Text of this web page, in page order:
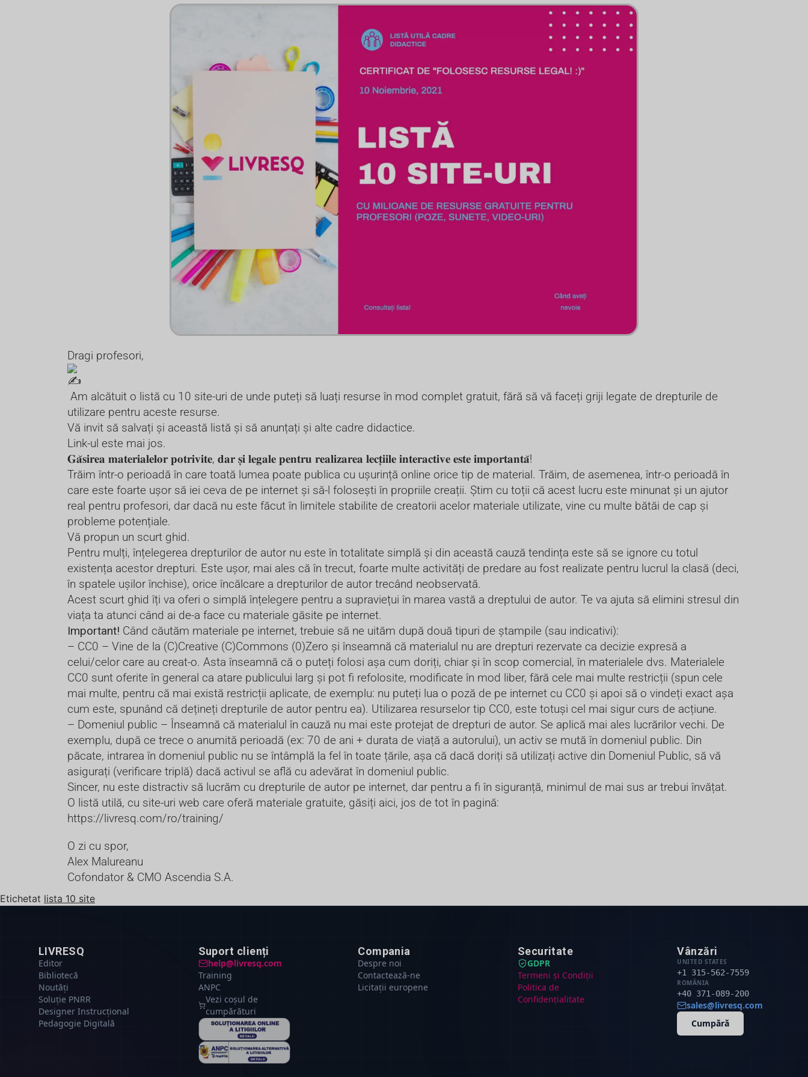
Dragi profesori,
Am alcătuit o listă cu 10 site-uri de unde puteți să luați resurse în mod complet gratuit, fără să vă faceți griji legate de drepturile de
utilizare pentru aceste resurse.
Vă invit să salvați și această listă și să anunțați și alte cadre didactice.
Link-ul este mai jos.
𝐆𝐚̆𝐬𝐢𝐫𝐞𝐚 𝐦𝐚𝐭𝐞𝐫𝐢𝐚𝐥𝐞𝐥𝐨𝐫 𝐩𝐨𝐭𝐫𝐢𝐯𝐢𝐭𝐞, 𝐝𝐚𝐫 𝐬̦𝐢 𝐥𝐞𝐠𝐚𝐥𝐞 𝐩𝐞𝐧𝐭𝐫𝐮 𝐫𝐞𝐚𝐥𝐢𝐳𝐚𝐫𝐞𝐚 𝐥𝐞𝐜𝐭̦𝐢𝐢𝐥𝐞 𝐢𝐧𝐭𝐞𝐫𝐚𝐜𝐭𝐢𝐯𝐞 𝐞𝐬𝐭𝐞 𝐢𝐦𝐩𝐨𝐫𝐭𝐚𝐧𝐭𝐚̆!
Trăim într-o perioadă în care toată lumea poate publica cu ușurință online orice tip de material. Trăim, de asemenea, într-o perioadă în
care este foarte ușor să iei ceva de pe internet și să-l folosești în propriile creații. Știm cu toții că acest lucru este minunat și un ajutor
real pentru profesori, dar dacă nu este făcut în limitele stabilite de creatorii acelor materiale utilizate, vine cu multe bătăi de cap și
probleme potențiale.
Vă propun un scurt ghid.
Pentru mulți, înțelegerea drepturilor de autor nu este în totalitate simplă și din această cauză tendința este să se ignore cu totul
existența acestor drepturi. Este ușor, mai ales că în trecut, foarte multe activități de predare au fost realizate pentru lucrul la clasă (deci,
în spatele ușilor închise), orice încălcare a drepturilor de autor trecând neobservată.
Acest scurt ghid îți va oferi o simplă înțelegere pentru a supraviețui în marea vastă a dreptului de autor. Te va ajuta să elimini stresul din
viața ta atunci când ai de-a face cu materiale găsite pe internet.
Important! Când căutăm materiale pe internet, trebuie să ne uităm după două tipuri de ștampile (sau indicativi):
– CC0 – Vine de la (C)Creative (C)Commons (0)Zero și înseamnă că materialul nu are drepturi rezervate ca decizie expresă a
celui/celor care au creat-o. Asta înseamnă că o puteți folosi așa cum doriți, chiar și în scop comercial, în materialele dvs. Materialele
CC0 sunt oferite în general ca atare publicului larg și pot fi refolosite, modificate în mod liber, fără cele mai multe restricții (spun cele
mai multe, pentru că mai există restricții aplicate, de exemplu: nu puteți lua o poză de pe internet cu CC0 și apoi să o vindeți exact așa
cum este, spunând că dețineți drepturile de autor pentru ea). Utilizarea resurselor tip CC0, este totuși cel mai sigur curs de acțiune.
– Domeniul public – Înseamnă că materialul în cauză nu mai este protejat de drepturi de autor. Se aplică mai ales lucrărilor vechi. De
exemplu, după ce trece o anumită perioadă (ex: 70 de ani + durata de viață a autorului), un activ se mută în domeniul public. Din
păcate, intrarea în domeniul public nu se întâmplă la fel în toate țările, așa că dacă doriți să utilizați active din Domeniul Public, să vă
asigurați (verificare triplă) dacă activul se află cu adevărat în domeniul public.
Sincer, nu este distractiv să lucrăm cu drepturile de autor pe internet, dar pentru a fi în siguranță, minimul de mai sus ar trebui învățat.
O listă utilă, cu site-uri web care oferă materiale gratuite, găsiți aici, jos de tot în pagină:
https://livresq.com/ro/training/
O zi cu spor,
Alex Malureanu
Cofondator & CMO Ascendia S.A.
Etichetat lista 10 site
LIVRESQ
Editor
Bibliotecă
Noutăți
Soluție PNRR
Designer Instrucțional
Pedagogie Digitală
Suport clienți
help@livresq.com
Training
ANPC
Vezi coșul de
cumpărături
Compania
Despre noi
Contactează-ne
Licitații europene
Securitate
GDPR
Termeni și Condiții
Politica de
Confidențialitate
Vânzări
UNITED STATES
+1 315-562-7559
ROMÂNIA
+40 371-089-200
sales@livresq.com
Cumpără